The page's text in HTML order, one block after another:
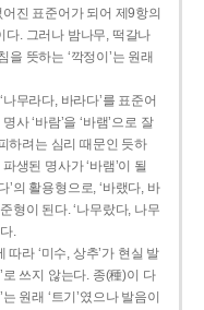
진 표준어가 되어 제9항의
다. 그러나 밤나무, 떡갈나
뜻하는 ‘깍정이’는 원래
무라다, 바라다’를 표준어
사 ‘바람’을 ‘바램’으로 잘
하려는 심리 때문인 듯하
생된 명사가 ‘바램’이 될
’의 활용형으로, ‘바랬다, 바
형이 된다. ‘나무랐다, 나무
.
라 ‘미수, 상추’가 현실 발
로 쓰지 않는다. 종(種)이 다
원래 ‘트기’였으나 발음이